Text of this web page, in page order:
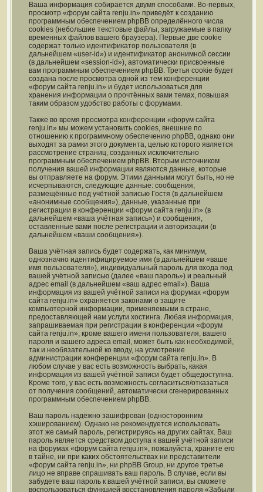
Ваша информация собирается двумя способами. Во-первых,
просмотр «форум сайта renju.in» приведёт к созданию
программным обеспечением phpBB определённого числа
cookies (небольшие текстовые файлы, загружаемые в папку
временных файлов вашего браузера). Первые две cookie
содержат только идентификатор пользователя (в
дальнейшем «user-id») и идентификатор анонимной сессии
(в дальнейшем «session-id»), автоматически присвоенные
вам программным обеспечением phpBB. Третья cookie будет
создана после просмотра одной из тем конференции
«форум сайта renju.in» и будет использоваться для
хранения информации о прочтённых вами темах, повышая
таким образом удобство работы с форумами.
Также во время просмотра конференции «форум сайта
renju.in» мы можем установить cookies, внешние по
отношению к программному обеспечению phpBB, однако они
выходят за рамки этого документа, целью которого является
рассмотрение страниц, созданных исключительно
программным обеспечением phpBB. Вторым источником
получения вашей информации являются данные, которые
вы отправляете на форум. Этими данными могут быть, но не
исчерпываются, следующие данные: сообщения,
размещённые под учётной записью Гостя (в дальнейшем
«анонимные сообщения»), данные, указанные при
регистрации в конференции «форум сайта renju.in» (в
дальнейшем «ваша учётная запись») и сообщения,
оставленные вами после регистрации и авторизации (в
дальнейшем «ваши сообщения»).
Ваша учётная запись будет содержать, как минимум,
однозначно идентифицируемое имя (в дальнейшем «ваше
имя пользователя»), индивидуальный пароль для входа под
вашей учётной записью (далее «ваш пароль») и реальный
адрес email (в дальнейшем «ваш адрес email»). Ваша
информация из вашей учётной записи на форумах «форум
сайта renju.in» охраняется законами о защите
компьютерной информации, применяемыми в стране,
предоставляющей нам услуги хостинга. Любая информация,
запрашиваемая при регистрации в конференции «форум
сайта renju.in», кроме вашего имени пользователя, вашего
пароля и вашего адреса email, может быть как необходимой,
так и необязательной ко вводу, на усмотрение
администрации конференции «форум сайта renju.in». В
любом случае у вас есть возможность выбрать, какая
информация из вашей учётной записи будет общедоступна.
Кроме того, у вас есть возможность согласиться/отказаться
от получения сообщений, автоматически сгенерированных
программным обеспечением phpBB.
Ваш пароль надёжно зашифрован (односторонним
хэшированием). Однако не рекомендуется использовать
этот же самый пароль, регистрируясь на других сайтах. Ваш
пароль является средством доступа к вашей учётной записи
на форумах «форум сайта renju.in», пожалуйста, храните его
в тайне, ни при каких обстоятельствах ни представители
«форум сайта renju.in», ни phpBB Group, ни другое третье
лицо не вправе спрашивать ваш пароль. В случае, если вы
забудете ваш пароль к вашей учётной записи, вы сможете
воспользоваться функцией восстановления пароля «Забыли